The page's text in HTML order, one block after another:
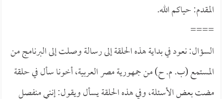
المقدم: حياكم الله.
====
السؤال: نعود في بداية هذه الحلقة إلى رسالة وصلت إلى البرنامج من
المستمع (ب. م. ح) من جمهورية مصر العربية، أخونا سأل في حلقة
مضت بعض الأسئلة، وفي هذه الحلقة يسأل ويقول: إنني منفصل